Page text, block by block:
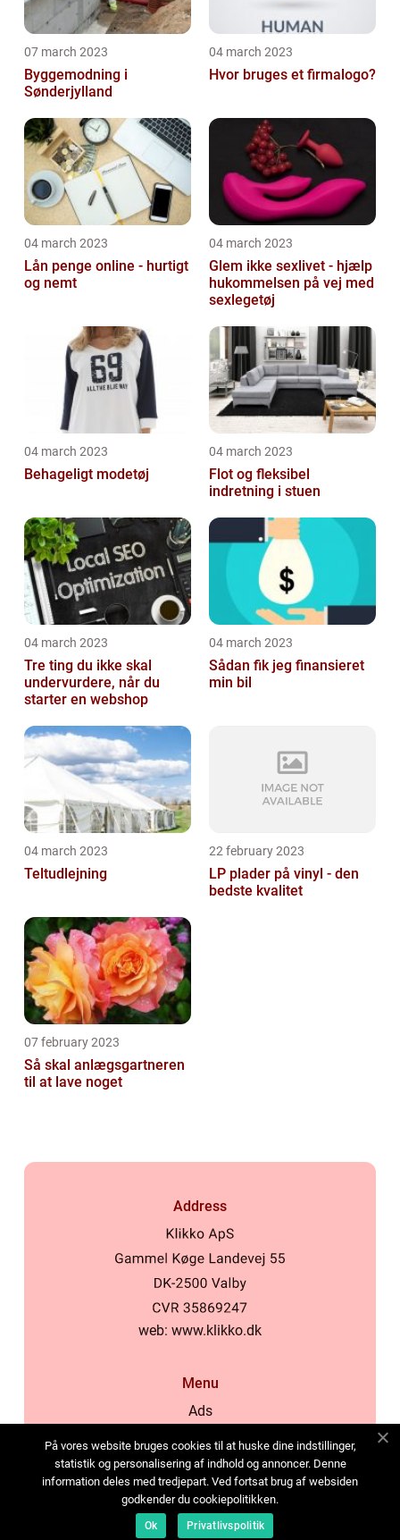
07 march 2023
Byggemodning i
Sønderjylland
04 march 2023
Hvor bruges et firmalogo?
04 march 2023
Lån penge online - hurtigt
og nemt
04 march 2023
Glem ikke sexlivet - hjælp
hukommelsen på vej med
sexlegetøj
04 march 2023
Behageligt modetøj
04 march 2023
Flot og fleksibel
indretning i stuen
04 march 2023
Tre ting du ikke skal
undervurdere, når du
starter en webshop
04 march 2023
Sådan fik jeg finansieret
min bil
04 march 2023
Teltudlejning
22 february 2023
LP plader på vinyl - den
bedste kvalitet
07 february 2023
Så skal anlægsgartneren
til at lave noget
Address
web: www.klikko.dk
Menu
Ads
Cookies
Contact
Sitemap
På vores website bruges cookies til at huske dine indstillinger,
statistik og personalisering af indhold og annoncer. Denne
information deles med tredjepart. Ved fortsat brug af websiden
godkender du cookiepolitikken.
Ok Privatlivspolitik